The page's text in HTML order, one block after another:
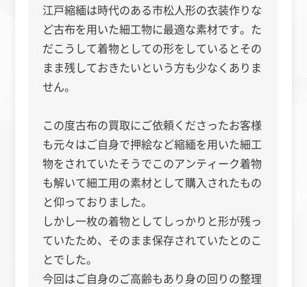
江戸縮緬は時代のある市松人形の衣装作りな
ど古布を用いた細工物に最適な素材です。た
だこうして着物としての形をしているとその
まま残しておきたいという方も少なくありま
せん。
この度古布の買取にご依頼くださったお客様
も元々はご自身で押絵など縮緬を用いた細工
物をされていたそうでこのアンティーク着物
も解いて細工用の素材として購入されたもの
と仰っておりました。
しかし一枚の着物としてしっかりと形が残っ
ていたため、そのまま保存されていたとのこ
とでした。
今回はご自身のご高齢もあり身の回りの整理